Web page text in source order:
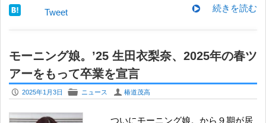
続きを読む
Tweet
モーニング娘。’25 生田衣梨奈、2025年の春ツ
アーをもって卒業を宣言
P 2025年1月3日 F ニュース U 椿道茂高
ついにモーニング娘。から９期が居